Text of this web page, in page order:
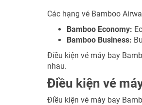
Các hạng vé Bamboo
Bamboo Economy:
Bamboo Business:
Điều kiện vé máy bay
nhau.
Điều kiện vé
Điều kiện vé máy bay